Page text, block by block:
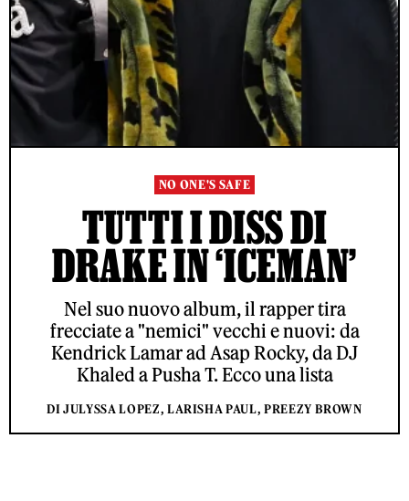
NO ONE'S SAFE
TUTTI I DISS DI
DRAKE IN ‘ICEMAN’
Nel suo nuovo album, il rapper tira
frecciate a "nemici" vecchi e nuovi: da
Kendrick Lamar ad Asap Rocky, da DJ
Khaled a Pusha T. Ecco una lista
DI JULYSSA LOPEZ, LARISHA PAUL, PREEZY BROWN